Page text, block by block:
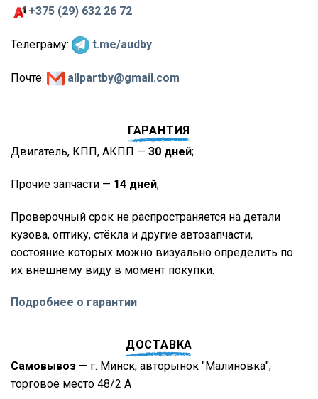
+375 (29) 632 26 72
Телеграму: t.me/audby
Почте: allpartby@gmail.com
ГАРАНТИЯ
Двигатель, КПП, АКПП — 30 дней;
Прочие запчасти — 14 дней;
Проверочный срок не распространяется на детали
кузова, оптику, стёкла и другие автозапчасти,
состояние которых можно визуально определить по
их внешнему виду в момент покупки.
Подробнее о гарантии
ДОСТАВКА
Самовывоз — г. Минск, авторынок "Малиновка",
торговое место 48/2 А